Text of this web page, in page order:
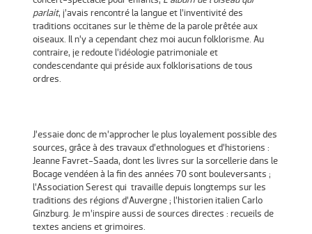
parlait, j’avais rencontré la langue et l’inventivité des
traditions occitanes sur le thème de la parole prêtée aux
oiseaux. Il n’y a cependant chez moi aucun folklorisme. Au
contraire, je redoute l’idéologie patrimoniale et
condescendante qui préside aux folklorisations de tous
ordres.
J’essaie donc de m’approcher le plus loyalement possible des
sources, grâce à des travaux d’ethnologues et d’historiens :
Jeanne Favret-Saada, dont les livres sur la sorcellerie dans le
Bocage vendéen à la fin des années 70 sont bouleversants ;
l’Association Serest qui travaille depuis longtemps sur les
traditions des régions d’Auvergne ; l’historien italien Carlo
Ginzburg. Je m’inspire aussi de sources directes : recueils de
textes anciens et grimoires.